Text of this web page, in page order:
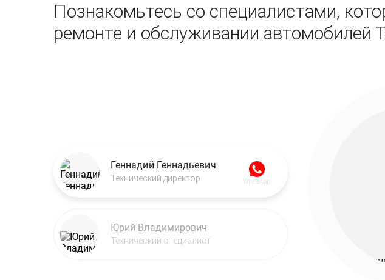
Познакомьтесь со специалистами,
ремонте и обслуживании автомобилей
Геннадий Геннадьевич
Технический директор WhatsApp
Юрий Владимирович
Технический специалист